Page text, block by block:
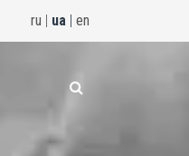
ru | ua | en